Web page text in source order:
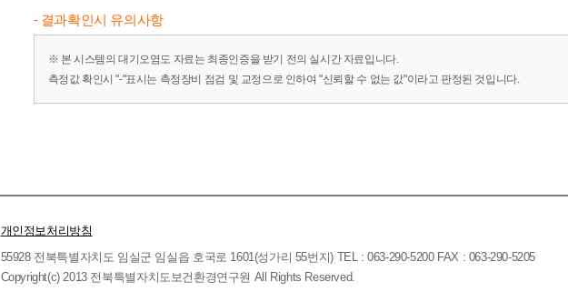
08일 03시
2026년 08월
08일 02시
2026년 08월
08일 01시
07일 22시
2026년 08월
07일 21시
30 23 19 15 0.0607
- 결과확인시 유의사항
※ 본 시스템의 대기오염도 자료는 최종인증을 받기 전의 실시간 자료입니다.
측정값 확인시 "-"표시는 측정장비 점검 및 교정으로 인하여 "신뢰할 수 없는 값"이라고 판정된 것입니다.
개인정보처리방침
55928 전북특별자치도 임실군 임실읍 호국로 1601(성가리 55번지) TEL : 063-290-5200 FAX : 063-290-5205
Copyright(c) 2013 전북특별자치도보건환경연구원 All Rights Reserved.